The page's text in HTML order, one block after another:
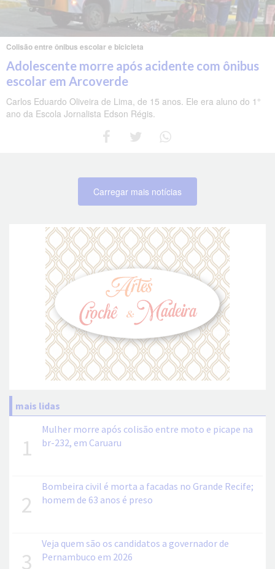
Colisão entre ônibus escolar e bicicleta
Adolescente morre após acidente com ônibus
escolar em Arcoverde
Carlos Eduardo Oliveira de Lima, de 15 anos. Ele era aluno do 1°
ano da Escola Jornalista Edson Régis.
Carregar mais notícias
mais lidas
1
Mulher morre após colisão entre moto e picape na
br-232, em Caruaru
2
Bombeira civil é morta a facadas no Grande Recife;
homem de 63 anos é preso
3
Veja quem são os candidatos a governador de
Pernambuco em 2026